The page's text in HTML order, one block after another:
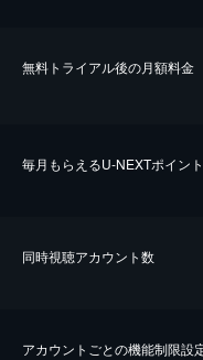
無料トライアル後の⽉額料金
毎⽉もらえるU-NEXTポイント
同時視聴アカウント数
アカウントごとの機能制限設